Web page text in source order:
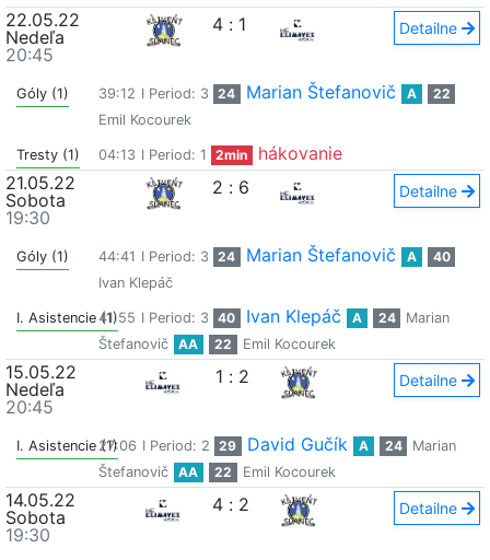
22.05.22
Nedeľa
20:45
4 : 1 Detailne
Góly (1) 39:12 I Period: 3 24 Marian Štefanovič A
22
Emil Kocourek
Tresty (1) 04:13 I Period: 1 2min
hákovanie
21.05.22
Sobota
19:30
2 : 6 Detailne
Góly (1) 44:41 I Period: 3 24 Marian Štefanovič A
40
Ivan Klepáč
I. Asistencie (1)41:55 I Period: 3 40 Ivan Klepáč A 24
Marian
Štefanovič
AA 22 Emil Kocourek
15.05.22
Nedeľa
20:45
1 : 2 Detailne
I. Asistencie (1)27:06 I Period: 2 29 David Gučík A 24
Marian
Štefanovič
AA 22 Emil Kocourek
14.05.22
Sobota
19:30
4 : 2 Detailne